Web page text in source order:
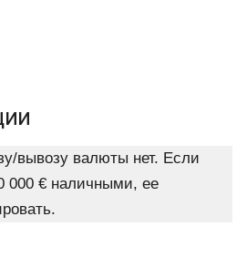
вывозу валюты нет. Если
000 € наличными, ее